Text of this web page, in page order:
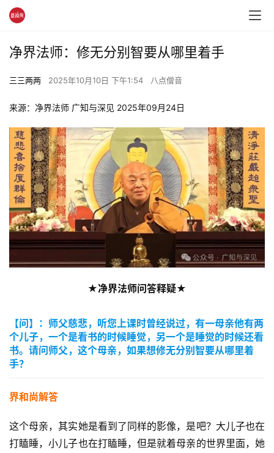
净界法师：修无分别智要从哪里着手
三三两两 2025年10月10日 下午1:54 八点僧音
来源：净界法师 广知与深见 2025年09月24日
★净界法师问答释疑★
【问】：师父慈悲，听您上课时曾经说过，有一母亲他有两
个儿子，一个是看书的时候睡觉，另一个是睡觉的时候还看
书。请问师父，这个母亲，如果想修无分别智要从哪里着
手？
界和尚解答
这个母亲，其实她是看到了同样的影像，是吧？大儿子也在
打瞌睡，小儿子也在打瞌睡，但是就着母亲的世界里面，她